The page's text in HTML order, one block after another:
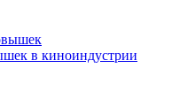
в киноиндустрии